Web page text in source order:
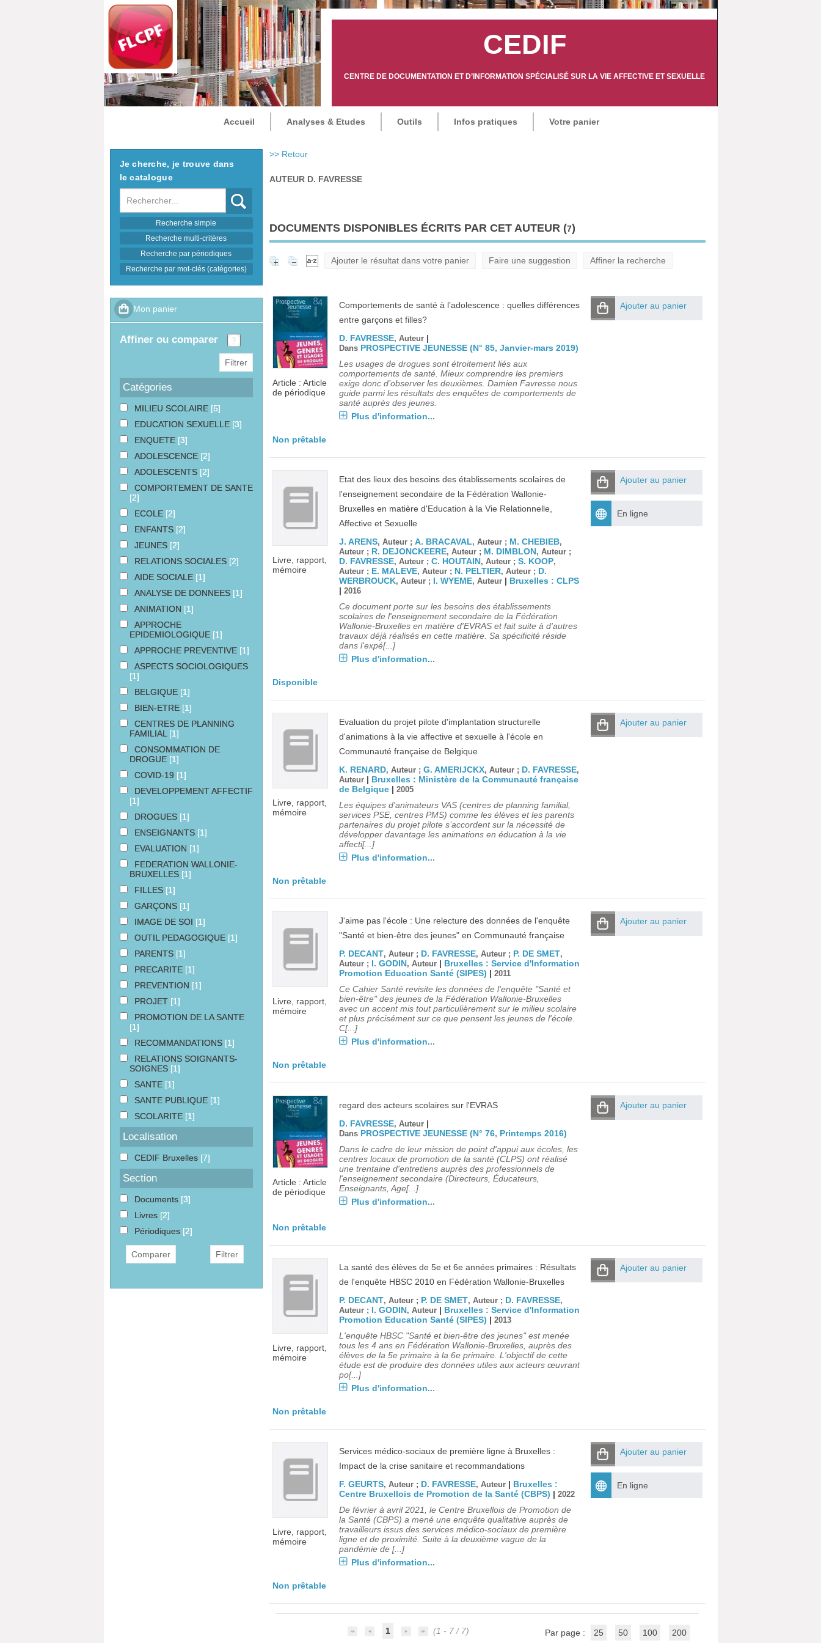
CEDIF
CENTRE DE DOCUMENTATION ET D’INFORMATION SPÉCIALISÉ SUR LA VIE AFFECTIVE ET SEXUELLE
Accueil Analyses & Etudes Outils Infos pratiques Votre panier
>> Retour
AUTEUR D. FAVRESSE
DOCUMENTS DISPONIBLES ÉCRITS PAR CET AUTEUR (7)
Ajouter le résultat dans votre panier Faire une suggestion Affiner la recherche
Article : Article
de périodique
Comportements de santé à l’adolescence : quelles différences
entre garçons et filles?
D. FAVRESSE, Auteur |
Dans PROSPECTIVE JEUNESSE (N° 85, Janvier-mars 2019)
Les usages de drogues sont étroitement liés aux
comportements de santé. Mieux comprendre les premiers
exige donc d’observer les deuxièmes. Damien Favresse nous
guide parmi les résultats des enquêtes de comportements de
santé auprès des jeunes.
Plus d'information...
Ajouter au panier
Non prêtable
Livre, rapport,
mémoire
Etat des lieux des besoins des établissements scolaires de
l'enseignement secondaire de la Fédération Wallonie-
Bruxelles en matière d'Education à la Vie Relationnelle,
Affective et Sexuelle
J. ARENS, Auteur ; A. BRACAVAL, Auteur ; M. CHEBIEB,
Auteur ; R. DEJONCKEERE, Auteur ; M. DIMBLON, Auteur ;
D. FAVRESSE, Auteur ; C. HOUTAIN, Auteur ; S. KOOP,
Auteur ; E. MALEVE, Auteur ; N. PELTIER, Auteur ; D.
WERBROUCK, Auteur ; I. WYEME, Auteur | Bruxelles : CLPS
| 2016
Ce document porte sur les besoins des établissements
scolaires de l'enseignement secondaire de la Fédération
Wallonie-Bruxelles en matière d'EVRAS et fait suite à d'autres
travaux déjà réalisés en cette matière. Sa spécificité réside
dans l'expé[...]
Plus d'information...
Ajouter au panier
En ligne
Disponible
Livre, rapport,
mémoire
Evaluation du projet pilote d'implantation structurelle
d'animations à la vie affective et sexuelle à l'école en
Communauté française de Belgique
K. RENARD, Auteur ; G. AMERIJCKX, Auteur ; D. FAVRESSE,
Auteur | Bruxelles : Ministère de la Communauté française
de Belgique| 2005
Les équipes d'animateurs VAS (centres de planning familial,
services PSE, centres PMS) comme les élèves et les parents
partenaires du projet pilote s’accordent sur la nécessité de
développer davantage les animations en éducation à la vie
affecti[...]
Plus d'information...
Ajouter au panier
Non prêtable
Livre, rapport,
mémoire
J'aime pas l'école : Une relecture des données de l'enquête
"Santé et bien-être des jeunes" en Communauté française
P. DECANT, Auteur ; D. FAVRESSE, Auteur ; P. DE SMET,
Auteur ; I. GODIN, Auteur | Bruxelles : Service d'Information
Promotion Education Santé (SIPES) | 2011
Ce Cahier Santé revisite les données de l'enquête "Santé et
bien-être" des jeunes de la Fédération Wallonie-Bruxelles
avec un accent mis tout particulièrement sur le milieu scolaire
et plus précisément sur ce que pensent les jeunes de l'école.
C[...]
Plus d'information...
Ajouter au panier
Non prêtable
Article : Article
de périodique
regard des acteurs scolaires sur l'EVRAS
D. FAVRESSE, Auteur |
Dans PROSPECTIVE JEUNESSE (N° 76, Printemps 2016)
Dans le cadre de leur mission de point d'appui aux écoles, les
centres locaux de promotion de la santé (CLPS) ont réalisé
une trentaine d'entretiens auprès des professionnels de
l'enseignement secondaire (Directeurs, Éducateurs,
Enseignants, Age[...]
Plus d'information...
Ajouter au panier
Non prêtable
Livre, rapport,
mémoire
La santé des élèves de 5e et 6e années primaires : Résultats
de l'enquête HBSC 2010 en Fédération Wallonie-Bruxelles
P. DECANT, Auteur ; P. DE SMET, Auteur ; D. FAVRESSE,
Auteur ; I. GODIN, Auteur | Bruxelles : Service d'Information
Promotion Education Santé (SIPES) | 2013
L'enquête HBSC "Santé et bien-être des jeunes" est menée
tous les 4 ans en Fédération Wallonie-Bruxelles, auprès des
élèves de la 5e primaire à la 6e primaire. L'objectif de cette
étude est de produire des données utiles aux acteurs œuvrant
po[...]
Plus d'information...
Ajouter au panier
Non prêtable
Livre, rapport,
mémoire
Services médico-sociaux de première ligne à Bruxelles :
Impact de la crise sanitaire et recommandations
F. GEURTS, Auteur ; D. FAVRESSE, Auteur | Bruxelles :
Centre Bruxellois de Promotion de la Santé (CBPS) | 2022
De février à avril 2021, le Centre Bruxellois de Promotion de
la Santé (CBPS) a mené une enquête qualitative auprès de
travailleurs issus des services médico-sociaux de première
ligne et de proximité. Suite à la deuxième vague de la
pandémie de [...]
Plus d'information...
Ajouter au panier
En ligne
Non prêtable
1 (1 - 7 / 7) Par page : 25 50 100 200
Je cherche, je trouve dans
le catalogue
Recherche
Recherche simple
Recherche multi-critères
Recherche par périodiques
Recherche par mot-clés (catégories)
affiner ou comparer
Catégories
MILIEU SCOLAIRE [5]
EDUCATION SEXUELLE [3]
ENQUETE [3]
ADOLESCENCE [2]
ADOLESCENTS [2]
COMPORTEMENT DE SANTE
[2]
ECOLE [2]
ENFANTS [2]
JEUNES [2]
RELATIONS SOCIALES [2]
AIDE SOCIALE [1]
ANALYSE DE DONNEES [1]
ANIMATION [1]
APPROCHE
EPIDEMIOLOGIQUE [1]
APPROCHE PREVENTIVE [1]
ASPECTS SOCIOLOGIQUES
[1]
BELGIQUE [1]
BIEN-ETRE [1]
CENTRES DE PLANNING
FAMILIAL [1]
CONSOMMATION DE
DROGUE [1]
COVID-19 [1]
DEVELOPPEMENT AFFECTIF
[1]
DROGUES [1]
ENSEIGNANTS [1]
EVALUATION [1]
FEDERATION WALLONIE-
BRUXELLES [1]
FILLES [1]
GARÇONS [1]
IMAGE DE SOI [1]
OUTIL PEDAGOGIQUE [1]
PARENTS [1]
PRECARITE [1]
PREVENTION [1]
PROJET [1]
PROMOTION DE LA SANTE
[1]
RECOMMANDATIONS [1]
RELATIONS SOIGNANTS-
SOIGNES [1]
SANTE [1]
SANTE PUBLIQUE [1]
SCOLARITE [1]
Localisation
CEDIF Bruxelles [7]
Section
Documents [3]
Livres [2]
Périodiques [2]